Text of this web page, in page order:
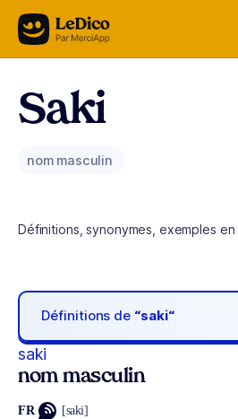
Aller au contenu
Saki
nom masculin
Définitions, synonymes, exemples en
Définitions de “saki“
saki
nom masculin
FR [saki]